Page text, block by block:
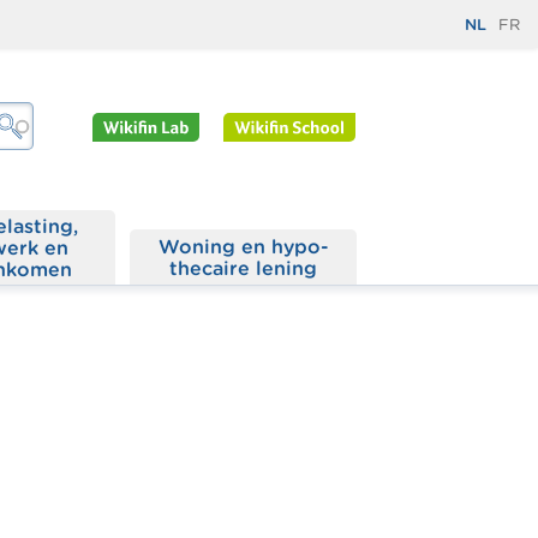
NL FR
en
Woning en hypo­
thecaire lening